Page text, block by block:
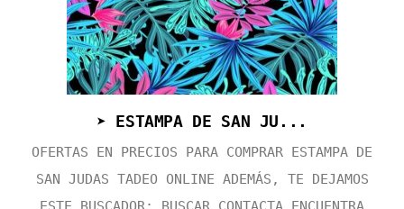
➤ ESTAMPA DE SAN JU...
OFERTAS EN PRECIOS PARA COMPRAR ESTAMPA DE
SAN JUDAS TADEO ONLINE ADEMÁS, TE DEJAMOS